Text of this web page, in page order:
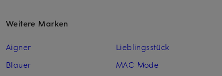
Weitere Marken
Aigner
Blauer
Lieblingsstück
MAC Mode